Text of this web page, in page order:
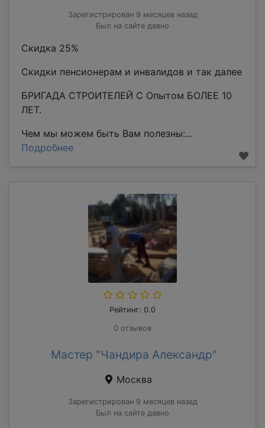
Зарегистрирован 9 месяцев назад
Был на сайте давно
Скидка 25%
Скидки пенсионерам и инвалидов и так далее
БРИГАДА СТРОИТЕЛЕЙ С Опытом БОЛЕЕ 10
ЛЕТ.
Чем мы можем быть Вам полезны:...
Подробнее
Рейтинг: 0.0
0 отзывов
Мастер "Чандира Александр"
Москва
Зарегистрирован 9 месяцев назад
Был на сайте давно